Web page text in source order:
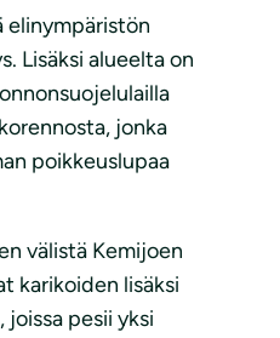
elinympäristön
Lisäksi alueelta on
jonka
poikkeuslupaa
välistä Kemijoen
karikoiden lisäksi
pesii yksi